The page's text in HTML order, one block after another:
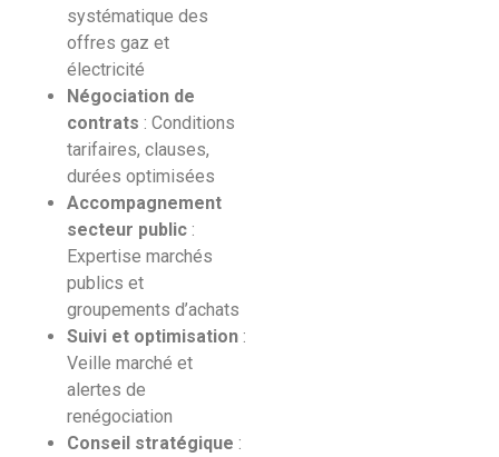
systématique des
offres gaz et
électricité
Négociation de
contrats : Conditions
tarifaires, clauses,
durées optimisées
Accompagnement
secteur public :
Expertise marchés
publics et
groupements d’achats
Suivi et optimisation :
Veille marché et
alertes de
renégociation
Conseil stratégique :